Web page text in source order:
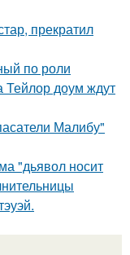
прекратил
по роли
Тейлор доум ждут
Малибу"
"дьявол носит